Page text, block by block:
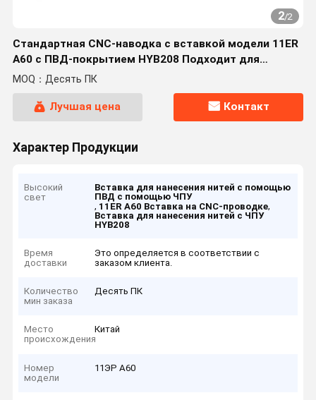
2/2
Стандартная CNC-наводка с вставкой модели 11ER
A60 с ПВД-покрытием HYB208 Подходит для
обработки сложных для обработки материалов, за
MOQ：Десять ПК
Лучшая цена Контакт
Характер Продукции
Высокий
свет
Вставка для нанесения нитей с помощью
ПВД с помощью ЧПУ
, 11ER A60 Вставка на CNC-проводке,
Вставка для нанесения нитей с ЧПУ
HYB208
Время
доставки
Это определяется в соответствии с
заказом клиента.
Количество
мин заказа
Десять ПК
Место
происхождения
Китай
Номер
модели
11ЭР А60